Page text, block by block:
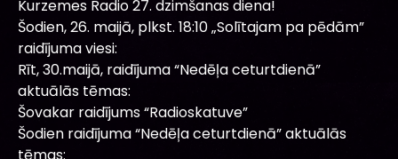
Kurzemes Radio 27. dzimšanas diena!
Šodien, 26. maijā, plkst. 18:10 „Solītajam pa pēdām”
raidījuma viesi:
Rīt, 30.maijā, raidījuma “Nedēļa ceturtdienā”
aktuālās tēmas:
Šovakar raidījums “Radioskatuve”
Šodien raidījuma “Nedēļa ceturtdienā” aktuālās
tēmas: